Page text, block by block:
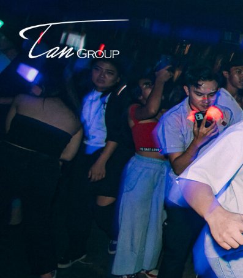
Brands What's On
This Week’s Hottest Parties